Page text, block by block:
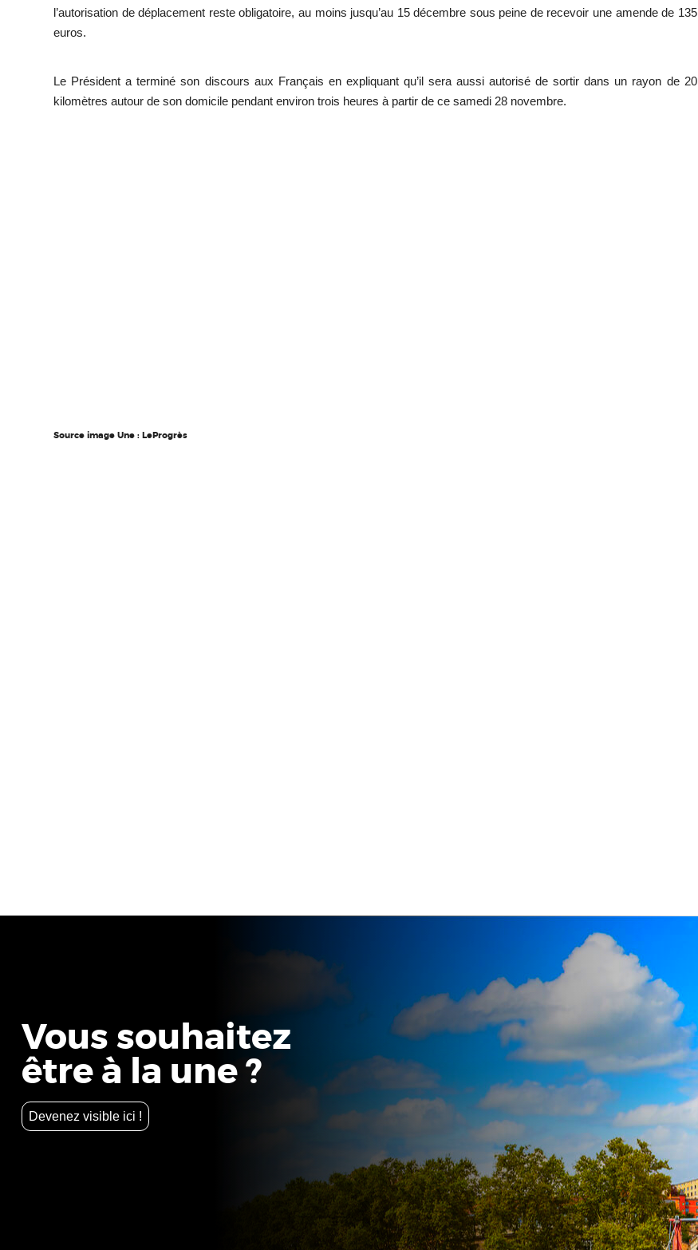
l’autorisation de déplacement reste obligatoire, au moins jusqu’au 15 décembre sous peine de recevoir une amende de 135
euros.
Le Président a terminé son discours aux Français en expliquant qu’il sera aussi autorisé de sortir dans un rayon de 20
kilomètres autour de son domicile pendant environ trois heures à partir de ce samedi 28 novembre.
Source image Une : LeProgrès
Vous souhaitez
être à la une ?
Devenez visible ici !